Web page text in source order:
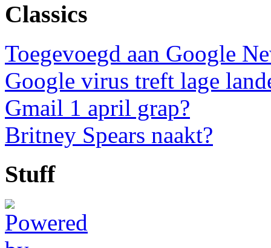
Classics
Toegevoegd aan Google
Google virus treft lage
Gmail 1 april grap?
Britney Spears naakt?
Stuff